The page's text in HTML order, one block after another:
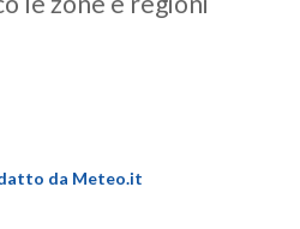
da Meteo.it